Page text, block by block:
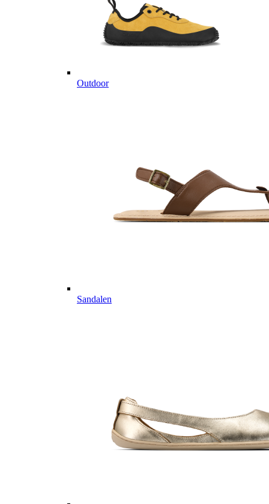
Outdoor
Sandalen